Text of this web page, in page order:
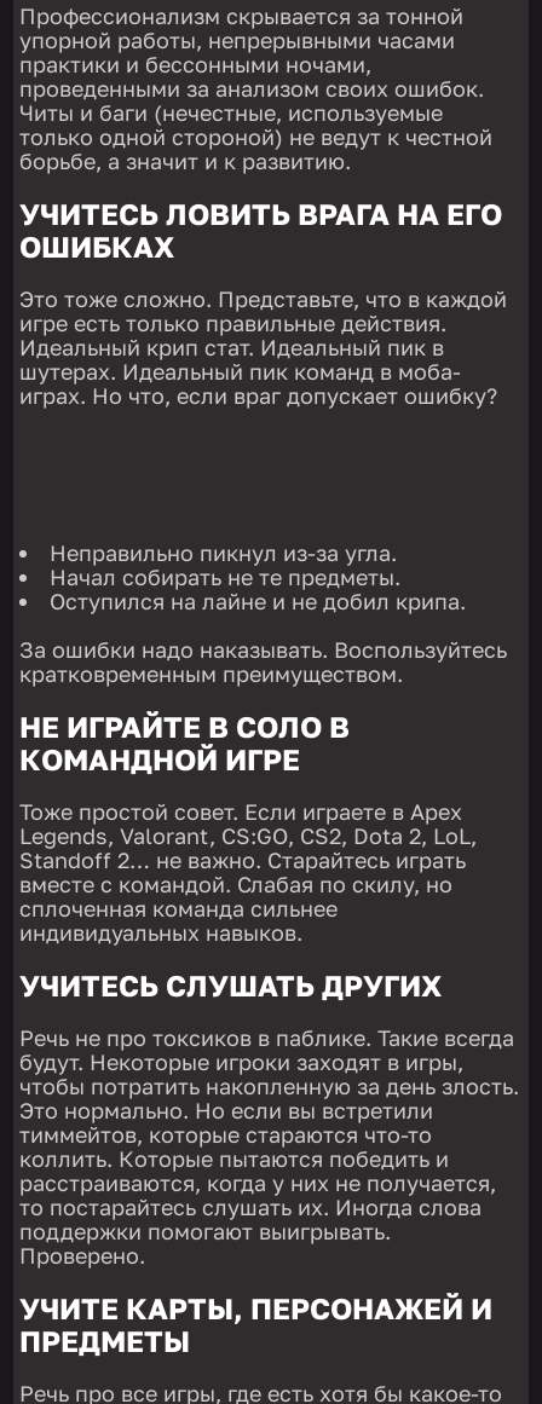
Профессионализм скрывается за тонной
упорной работы, непрерывными часами
практики и бессонными ночами,
проведенными за анализом своих ошибок.
Читы и баги (нечестные, используемые
только одной стороной) не ведут к честной
борьбе, а значит и к развитию.
УЧИТЕСЬ ЛОВИТЬ ВРАГА НА ЕГО
ОШИБКАХ
Это тоже сложно. Представьте, что в каждой
игре есть только правильные действия.
Идеальный крип стат. Идеальный пик в
шутерах. Идеальный пик команд в моба-
играх. Но что, если враг допускает ошибку?
Неправильно пикнул из-за угла.
Начал собирать не те предметы.
Оступился на лайне и не добил крипа.
За ошибки надо наказывать. Воспользуйтесь
кратковременным преимуществом.
НЕ ИГРАЙТЕ В СОЛО В
КОМАНДНОЙ ИГРЕ
Тоже простой совет. Если играете в Apex
Legends, Valorant, CS:GO, CS2, Dota 2, LoL,
Standoff 2… не важно. Старайтесь играть
вместе с командой. Слабая по скилу, но
сплоченная команда сильнее
индивидуальных навыков.
УЧИТЕСЬ СЛУШАТЬ ДРУГИХ
Речь не про токсиков в паблике. Такие всегда
будут. Некоторые игроки заходят в игры,
чтобы потратить накопленную за день злость.
Это нормально. Но если вы встретили
тиммейтов, которые стараются что-то
коллить. Которые пытаются победить и
расстраиваются, когда у них не получается,
то постарайтесь слушать их. Иногда слова
поддержки помогают выигрывать.
Проверено.
УЧИТЕ КАРТЫ, ПЕРСОНАЖЕЙ И
ПРЕДМЕТЫ
Речь про все игры, где есть хотя бы какое-то